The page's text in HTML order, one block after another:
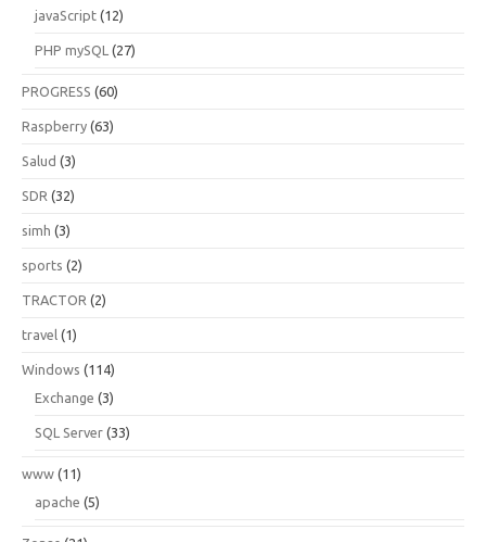
javaScript (12)
PHP mySQL (27)
PROGRESS (60)
Raspberry (63)
Salud (3)
SDR (32)
simh (3)
sports (2)
TRACTOR (2)
travel (1)
Windows (114)
Exchange (3)
SQL Server (33)
www (11)
apache (5)